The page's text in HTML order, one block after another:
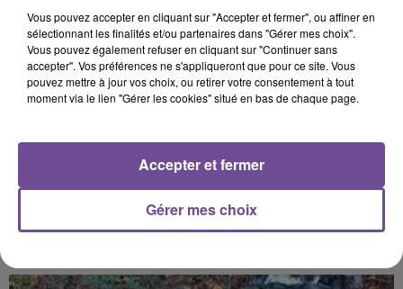
souhaitez l'afficher, merci de nous donner votre accord
en cliquant sur le bouton ci-dessous.
Afficher l'élément
PRÈS DE CHEZ VOUS
Vous pouvez accepter en cliquant sur "Accepter et fermer", ou affiner en
sélectionnant les finalités et/ou partenaires dans "Gérer mes choix".
Vous pouvez également refuser en cliquant sur "Continuer sans
accepter". Vos préférences ne s'appliqueront que pour ce site. Vous
pouvez mettre à jour vos choix, ou retirer votre consentement à tout
moment via le lien "Gérer les cookies" situé en bas de chaque page.
Gérer mes choix
Accepter et fermer